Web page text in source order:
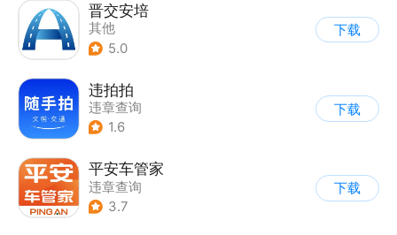
晋交安培
其他
5.0
下载
违拍拍
违章查询
1.6
下载
平安车管家
违章查询
3.7
下载